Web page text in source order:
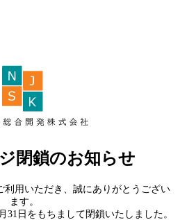
閉鎖のお知らせ
利用いただき、誠にありがとうござい
ます。
31日をもちまして閉鎖いたしました。